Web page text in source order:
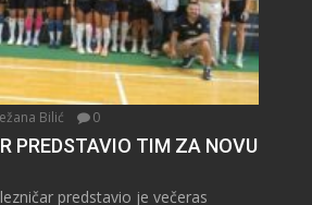
Bilić 0
PREDSTAVIO TIM ZA NOVU
predstavio je večeras